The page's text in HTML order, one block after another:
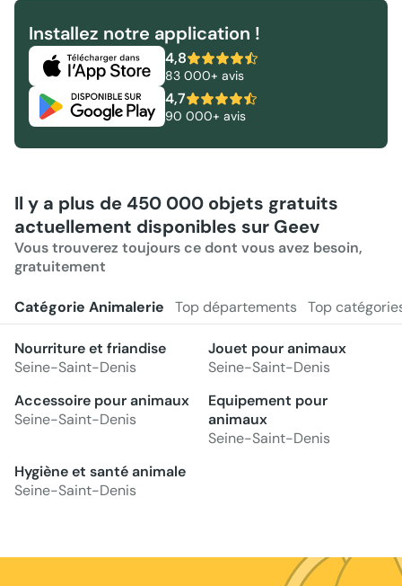
Installez notre application !
4,8
83 000+ avis
4,7
90 000+ avis
Il y a plus de 450 000 objets gratuits
actuellement disponibles sur Geev
Vous trouverez toujours ce dont vous avez besoin,
gratuitement
Catégorie Animalerie Top départements Top
Nourriture et friandise
Seine-Saint-Denis
Jouet pour animaux
Seine-Saint-Denis
Accessoire pour animaux
Seine-Saint-Denis
Equipement pour
animaux
Seine-Saint-Denis
Hygiène et santé animale
Seine-Saint-Denis